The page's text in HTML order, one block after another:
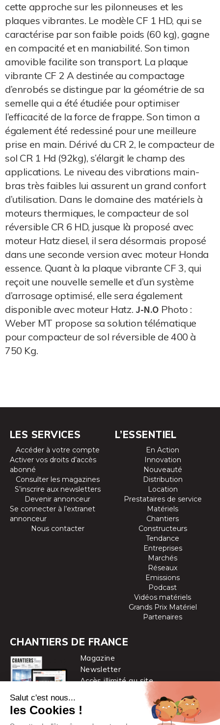
cette approche sur les pilonneuses et les
plaques vibrantes. Le modèle CF 1 HD, qui se
caractérise par son faible poids (60 kg), gagne
en compacité et en maniabilité. Son timon
amovible facilite son transport. La plaque
vibrante CF 2 A destinée au compactage
d’enrobés se distingue par la géométrie de sa
semelle qui a été étudiée pour optimiser
l’efficacité de la force de frappe. Son timon a
également été redessiné pour une meilleure
prise en main. Dérivé du CR 2, le compacteur de
sol CR 1 Hd (92kg), s’élargit le champ des
applications. Le niveau des vibrations main-
bras très faibles lui assurent un grand confort
d’utilisation. Dans le domaine des matériels à
moteurs thermiques, le compacteur de sol
réversible CR 6 HD, jusque là proposé avec
moteur Hatz diesel, il sera désormais proposé
dans une seconde version avec moteur Honda
essence. Quant à la plaque vibrante CF 3, qui
reçoit une nouvelle semelle et d’un système
d’arrosage optimisé, elle sera également
disponible avec moteur Hatz. J-N.O Photo :
Weber MT propose sa solution télématique
pour compacteur de sol réversible de 400 à
750 Kg.
LES SERVICES
Accéder à votre compte
Activer vos droits d’accès
abonné
Consulter les magazines
S’inscrire aux newsletters
Devenir annonceur
Se connecter à l’extranet
annonceur
Nous contacter
L’ESSENTIEL
En Action
Innovation
Nouveauté
Distribution
Location
Prestataires de service
Matériels
Chantiers
Constructeurs
Tendance
Entreprises
Marchés
Réseaux
Emissions
Podcast
Vidéos matériels
Grands Prix Matériel
Partenaires
CHANTIERS DE FRANCE
Magazine
Newsletter
Accès illimité au site